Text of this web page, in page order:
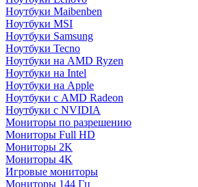
Ноутбуки Maibenben
Ноутбуки MSI
Ноутбуки Samsung
Ноутбуки Tecno
Ноутбуки на AMD Ryzen
Ноутбуки на Intel
Ноутбуки на Apple
Ноутбуки с AMD Radeon
Ноутбуки с NVIDIA
Мониторы по разрешению
Мониторы Full HD
Мониторы 2K
Мониторы 4K
Игровые мониторы
Мониторы 144 Гц